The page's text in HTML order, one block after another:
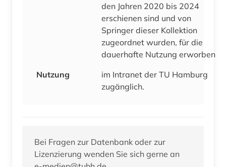
den Jahren 2020 bis 2024
erschienen sind und von
Springer dieser Kollektion
zugeordnet wurden, für die
dauerhafte Nutzung erworben
Nutzung
im Intranet der TU Hamburg
zugänglich.
Bei Fragen zur Datenbank oder zur
Lizenzierung wenden Sie sich gerne an